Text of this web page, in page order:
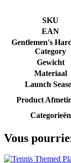
SKU
EAN
Gentlemen's
Category
Gewicht
Materiaal
Launch
Product
Categorieën
Vous